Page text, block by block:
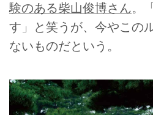
験のある柴山俊博さん。
す」と笑うが、今やこの
ないものだという。